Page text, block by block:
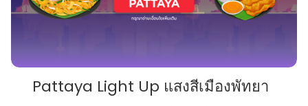
Pattaya Light Up แสงสีเมืองพัทยา